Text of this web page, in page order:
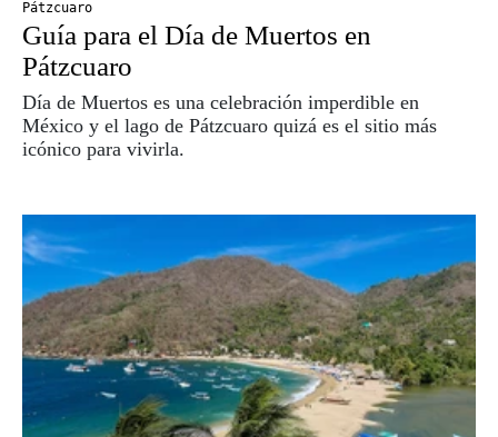
Pátzcuaro
Guía para el Día de Muertos en
Pátzcuaro
Día de Muertos es una celebración imperdible en
México y el lago de Pátzcuaro quizá es el sitio más
icónico para vivirla.